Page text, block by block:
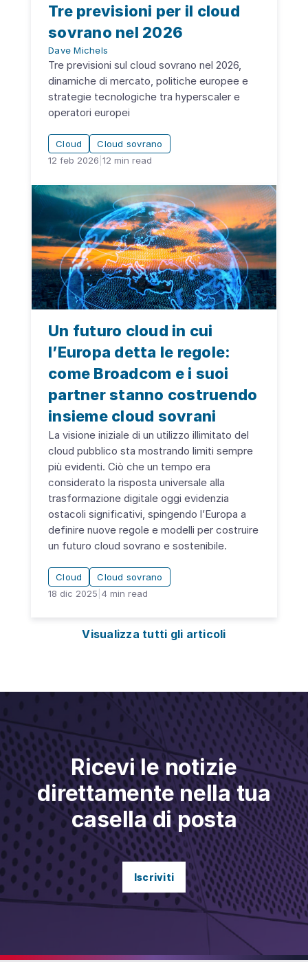
Tre previsioni per il cloud
sovrano nel 2026
Dave Michels
Tre previsioni sul cloud sovrano nel 2026,
dinamiche di mercato, politiche europee e
strategie tecnologiche tra hyperscaler e
operatori europei
Cloud
Cloud sovrano
12 feb 2026 12 min read
Un futuro cloud in cui
l’Europa detta le regole:
come Broadcom e i suoi
partner stanno costruendo
insieme cloud sovrani
La visione iniziale di un utilizzo illimitato del
cloud pubblico sta mostrando limiti sempre
più evidenti. Ciò che un tempo era
considerato la risposta universale alla
trasformazione digitale oggi evidenzia
ostacoli significativi, spingendo l’Europa a
definire nuove regole e modelli per costruire
un futuro cloud sovrano e sostenibile.
Cloud
Cloud sovrano
18 dic 2025 4 min read
Visualizza tutti gli articoli
Ricevi le notizie
direttamente nella tua
casella di posta
Iscriviti